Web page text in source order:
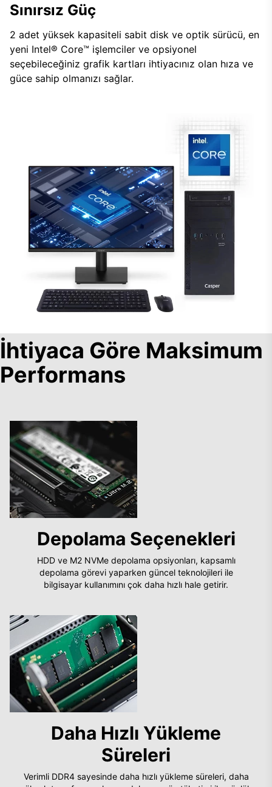
Sınırsız Güç
2 adet yüksek kapasiteli sabit disk ve optik sürücü, en
yeni Intel® Core™ işlemciler ve opsiyonel
seçebileceğiniz grafik kartları ihtiyacınız olan hıza ve
güce sahip olmanızı sağlar.
İhtiyaca Göre Maksimum
Performans
Depolama Seçenekleri
HDD ve M2 NVMe depolama opsiyonları, kapsamlı
depolama görevi yaparken güncel teknolojileri ile
bilgisayar kullanımını çok daha hızlı hale getirir.
Daha Hızlı Yükleme
Süreleri
Verimli DDR4 sayesinde daha hızlı yükleme süreleri, daha